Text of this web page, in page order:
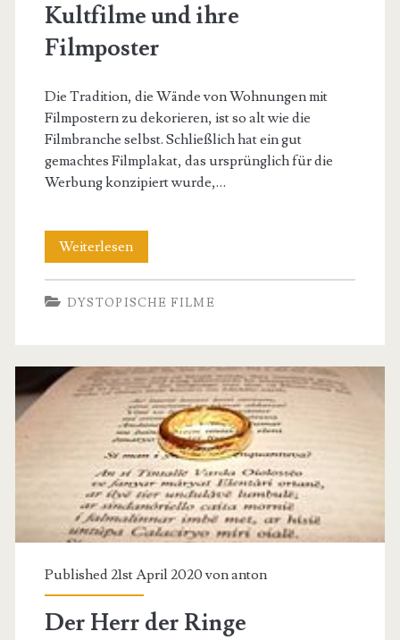
Kultfilme und ihre
Filmposter
Die Tradition, die Wände von Wohnungen mit
Filmpostern zu dekorieren, ist so alt wie die
Filmbranche selbst. Schließlich hat ein gut
gemachtes Filmplakat, das ursprünglich für die
Werbung konzipiert wurde,…
WeiterlesenKultfilme
und
ihre
DYSTOPISCHE FILME
Published 21st April 2020 vonanton
Der Herr der Ringe